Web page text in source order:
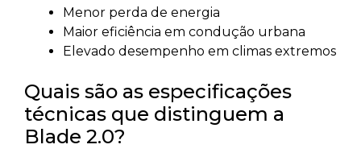
Menor perda de energia
Maior eficiência em condução urbana
Elevado desempenho em climas extremos
Quais são as especificações
técnicas que distinguem a
Blade 2.0?